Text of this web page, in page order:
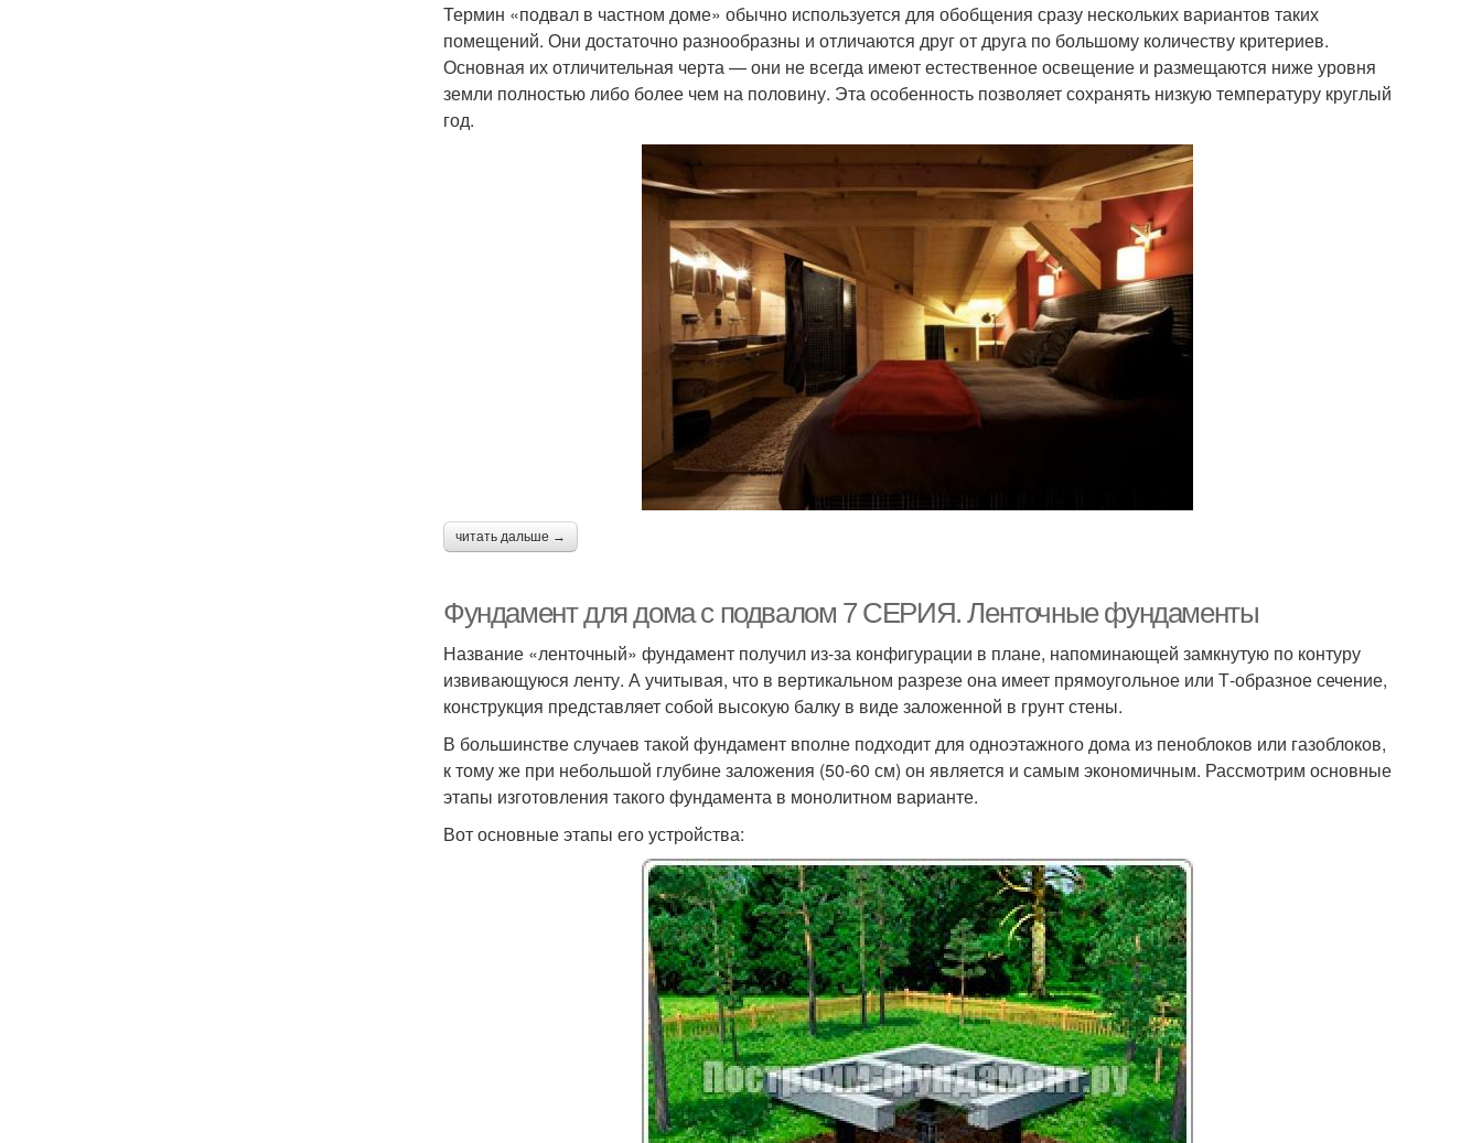
Термин «подвал в частном доме» обычно используется для обобщения сразу нескольких вариантов таких
помещений. Они достаточно разнообразны и отличаются друг от друга по большому количеству критериев.
Основная их отличительная черта — они не всегда имеют естественное освещение и размещаются ниже уровня
земли полностью либо более чем на половину. Эта особенность позволяет сохранять низкую температуру круглый
год.
читать дальше →
Фундамент для дома с подвалом 7 СЕРИЯ. Ленточные фундаменты
Название «ленточный» фундамент получил из-за конфигурации в плане, напоминающей замкнутую по контуру
извивающуюся ленту. А учитывая, что в вертикальном разрезе она имеет прямоугольное или Т-образное сечение,
конструкция представляет собой высокую балку в виде заложенной в грунт стены.
В большинстве случаев такой фундамент вполне подходит для одноэтажного дома из пеноблоков или газоблоков,
к тому же при небольшой глубине заложения (50-60 см) он является и самым экономичным. Рассмотрим основные
этапы изготовления такого фундамента в монолитном варианте.
Вот основные этапы его устройства: